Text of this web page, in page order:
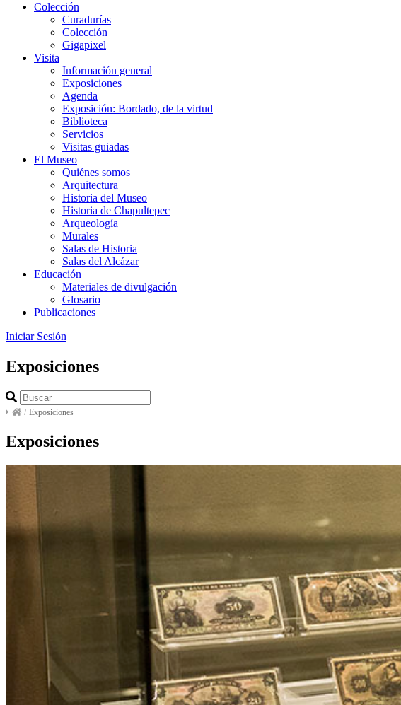
Colección
Curadurías
Colección
Gigapixel
Visita
Información general
Exposiciones
Agenda
Exposición: Bordado, de la virtud
Biblioteca
Servicios
Visitas guiadas
El Museo
Quiénes somos
Arquitectura
Historia del Museo
Historia de Chapultepec
Arqueología
Murales
Salas de Historia
Salas del Alcázar
Educación
Materiales de divulgación
Glosario
Publicaciones
Iniciar Sesión
Exposiciones
/ Exposiciones
Exposiciones